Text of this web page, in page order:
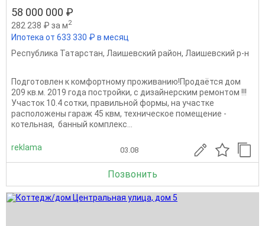
58 000 000 ₽
282 238 ₽ за м2
Ипотека от 633 330 ₽ в месяц
Республика Татарстан, Лаишевский район, Лаишевский р-н
Подготовлен к комфортному проживанию!Продаётся дом
209 кв.м. 2019 года постройки, с дизайнерским ремонтом !!!
Участок 10.4 сотки, правильной формы, на участке
расположены гараж 45 квм, техническое помещение -
котельная, банный комплекс...
reklama 03.08
Позвонить